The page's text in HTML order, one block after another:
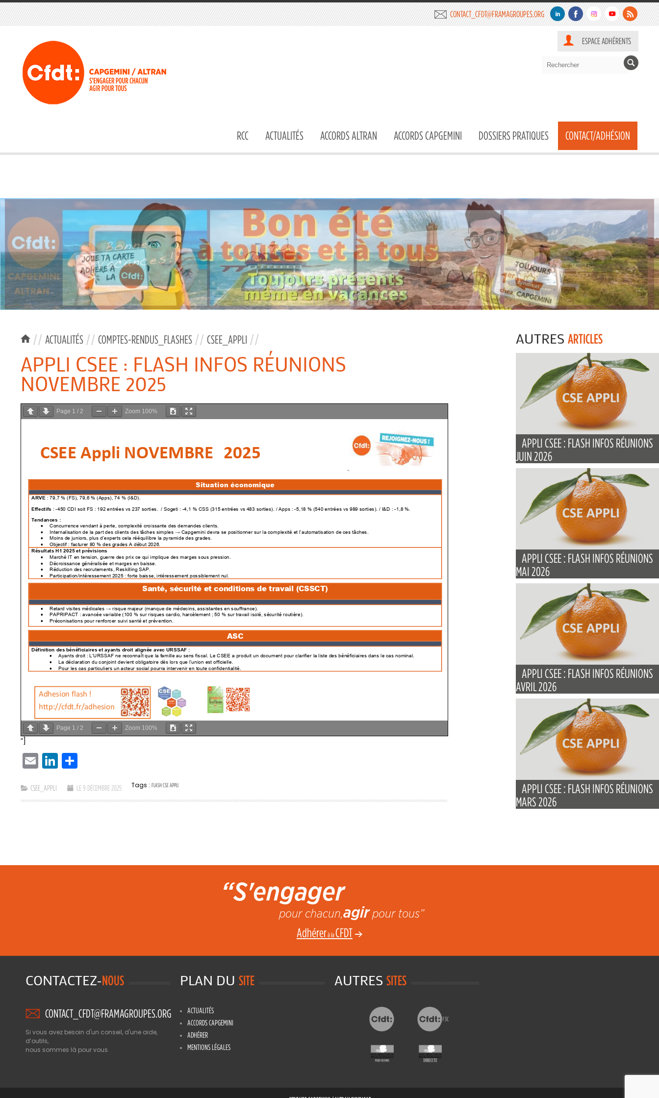
CONTACT_CFDT@FRAMAGROUPES.ORG
ESPACE ADHÉRENTS
RCC ACTUALITÉS ACCORDS ALTRAN ACCORDS CAPGEMINI DOSSIERS PRATIQUES CONTACT/ADHÉSION
// ACTUALITÉS // COMPTES-RENDUS_FLASHES // CSEE_APPLI //
APPLI CSEE : FLASH INFOS RÉUNIONS
NOVEMBRE 2025
Page 1 / 2 Zoom 100%
Page 1 / 2 Zoom 100%
“]
EMAIL LINKEDIN
CSEE_APPLI LE 9 DÉCEMBRE 2025 Tags : FLASH CSE APPLI
AUTRES ARTICLES
APPLI CSEE : FLASH INFOS RÉUNIONS
JUIN 2026
APPLI CSEE : FLASH INFOS RÉUNIONS
MAI 2026
APPLI CSEE : FLASH INFOS RÉUNIONS
AVRIL 2026
APPLI CSEE : FLASH INFOS RÉUNIONS
MARS 2026
“S'engager
pour chacun,agirpour tous”
Adhérerà laCFDT
CONTACTEZ-NOUS
CONTACT_CFDT@FRAMAGROUPES.ORG
Si vous avez besoin d'un conseil, d'une aide,
d’outils,
nous sommes là pour vous.
PLAN DU SITE
ACTUALITÉS
ACCORDS CAPGEMINI
ADHÉRER
MENTIONS LÉGALES
AUTRES SITES